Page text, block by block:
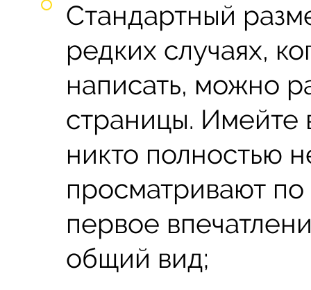
Стандартный
редких случаях,
написать, можно
страницы. Имейте
никто полностью
просматривают
первое
общий вид;